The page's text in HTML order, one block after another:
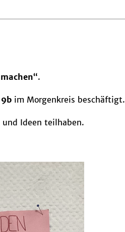
.
9b im Morgenkreis beschäftigt.
und Ideen teilhaben.